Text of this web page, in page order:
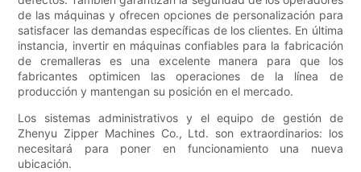
de las máquinas y ofrecen opciones de personalización para
satisfacer las demandas específicas de los clientes. En última
instancia, invertir en máquinas confiables para la fabricación
de cremalleras es una excelente manera para que los
fabricantes optimicen las operaciones de la línea de
producción y mantengan su posición en el mercado.
Los sistemas administrativos y el equipo de gestión de
Zhenyu Zipper Machines Co., Ltd. son extraordinarios: los
necesitará para poner en funcionamiento una nueva
ubicación.